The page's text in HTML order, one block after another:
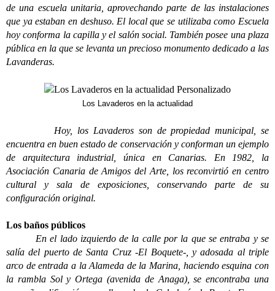
de una escuela unitaria, aprovechando parte de las instalaciones
que ya estaban en deshuso. El local que se utilizaba como Escuela
hoy conforma la capilla y el salón social. También posee una plaza
pública en la que se levanta un precioso monumento dedicado a las
Lavanderas.
Los Lavaderos en la actualidad
Hoy, los Lavaderos son de propiedad municipal, se
encuentra en buen estado de conservación y conforman un ejemplo
de arquitectura industrial, única en Canarias. En 1982, la
Asociación Canaria de Amigos del Arte, los reconvirtió en centro
cultural y sala de exposiciones, conservando parte de su
configuración original.
Los baños públicos
En el lado izquierdo de la calle por la que se entraba y se
salía del puerto de Santa Cruz -El Boquete-, y adosada al triple
arco de entrada a la Alameda de la Marina, haciendo esquina con
la rambla Sol y Ortega (avenida de Anaga), se encontraba una